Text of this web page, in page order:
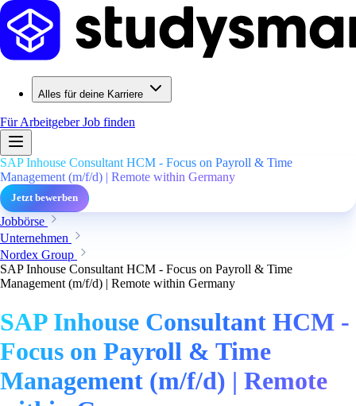
Alles für deine Karriere
Für ArbeitgeberJob finden
SAP Inhouse Consultant HCM - Focus on Payroll & Time
Management (m/f/d) | Remote within Germany
Jetzt bewerben
Jobbörse
Unternehmen
Nordex Group
SAP Inhouse Consultant HCM - Focus on Payroll & Time
Management (m/f/d) | Remote within Germany
SAP Inhouse Consultant HCM -
Focus on Payroll & Time
Management (m/f/d) | Remote